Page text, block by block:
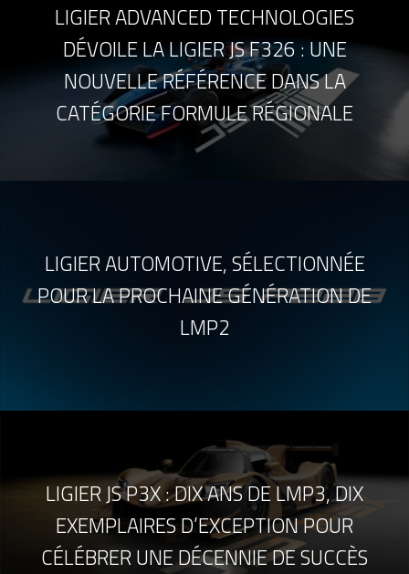
LIGIER ADVANCED TECHNOLOGIES
DÉVOILE LA LIGIER JS F326 : UNE
NOUVELLE RÉFÉRENCE DANS LA
CATÉGORIE FORMULE RÉGIONALE
LIGIER AUTOMOTIVE, SÉLECTIONNÉE
POUR LA PROCHAINE GÉNÉRATION DE
LMP2
LIGIER JS P3X : DIX ANS DE LMP3, DIX
EXEMPLAIRES D’EXCEPTION POUR
CÉLÉBRER UNE DÉCENNIE DE SUCCÈS